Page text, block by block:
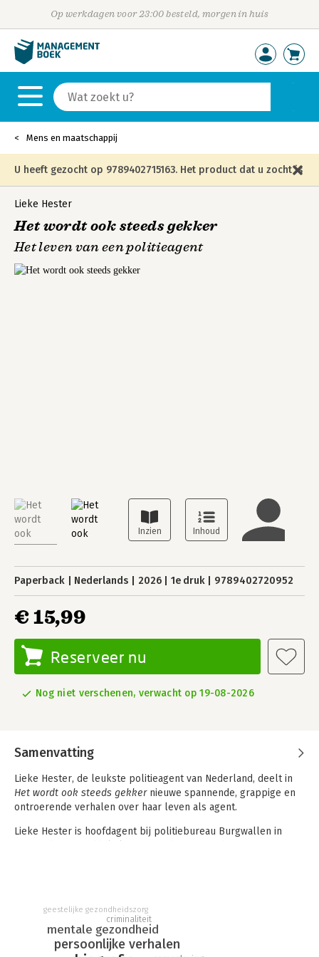
Op werkdagen voor 23:00 besteld, morgen in huis
Mens en maatschappij
U heeft gezocht op 9789402715163. Het product dat u zocht is
niet meer in die editie leverbaar en is vervangen door de
onderstaande editie.
Lieke Hester
Het wordt ook steeds gekker
Het leven van een politieagent
Paperback Nederlands 2026 1e druk 9789402720952
€ 15,99
Reserveer nu
Nog niet verschenen, verwacht op 19-08-2026
Samenvatting
Lieke Hester, de leukste politieagent van Nederland, deelt in
Het wordt ook steeds gekkernieuwe spannende, grappige en
ontroerende verhalen over haar leven als agent.
Lieke Hester is hoofdagent bij politiebureau Burgwallen in
lijkvindingen en moordonderzoeken... Het wordt ook steeds
gekker bewijst dat geen dag hetzelfde is bij de politie. Het zijn
de ontroerende en soms morbide verhalen, de humor en het
persoonlijke verhalen
mentale gezondheid
criminaliteit
geestelijke gezondheidszorg